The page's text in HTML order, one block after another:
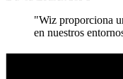
"Wiz proporciona
en nuestros